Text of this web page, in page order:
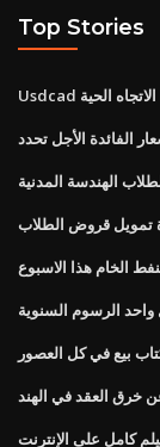
Top Stories
Usdcad الاتجاه الحية
الفائدة الأجل تحدد
الهندسة المدنية
تمويل قروض الطلاب
الخام هذا الاسبوع
بيع في كل العصور
خرق العقد في الهند
كامل على الإنترنت